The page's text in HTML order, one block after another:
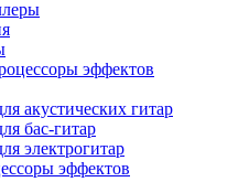
эффектов
акустических гитар
бас-гитар
электрогитар
эффектов